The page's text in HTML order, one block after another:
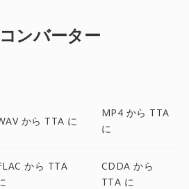
ンバーター
から TTA に
MP4 から TTA
に
から TTA
CDDA から
TTA に